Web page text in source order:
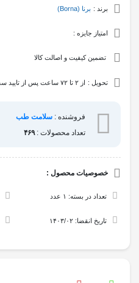
برند : برنا (Borna)
امتیاز جایزه :
تضمین کیفیت و اصالت کالا
تحویل : از ۲ تا ۷۲ ساعت پس از تایید سفارش
فروشنده : سلامت طب
تعداد محصولات :۴۶۹
خصوصیات محصول :
تعداد در بسته: ۱ عدد
تاریخ انقضا: ۱۴۰۳/۰۲